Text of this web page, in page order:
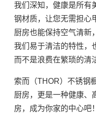
我们深知，健康是所有
钢材质，让您无需担心
厨房也能保持空气清新
我们易于清洁的特性，
而不是浪费在繁琐的清
索而（THOR）不锈钢
厨房，更是一种健康、
房，成为你家的中心吧！